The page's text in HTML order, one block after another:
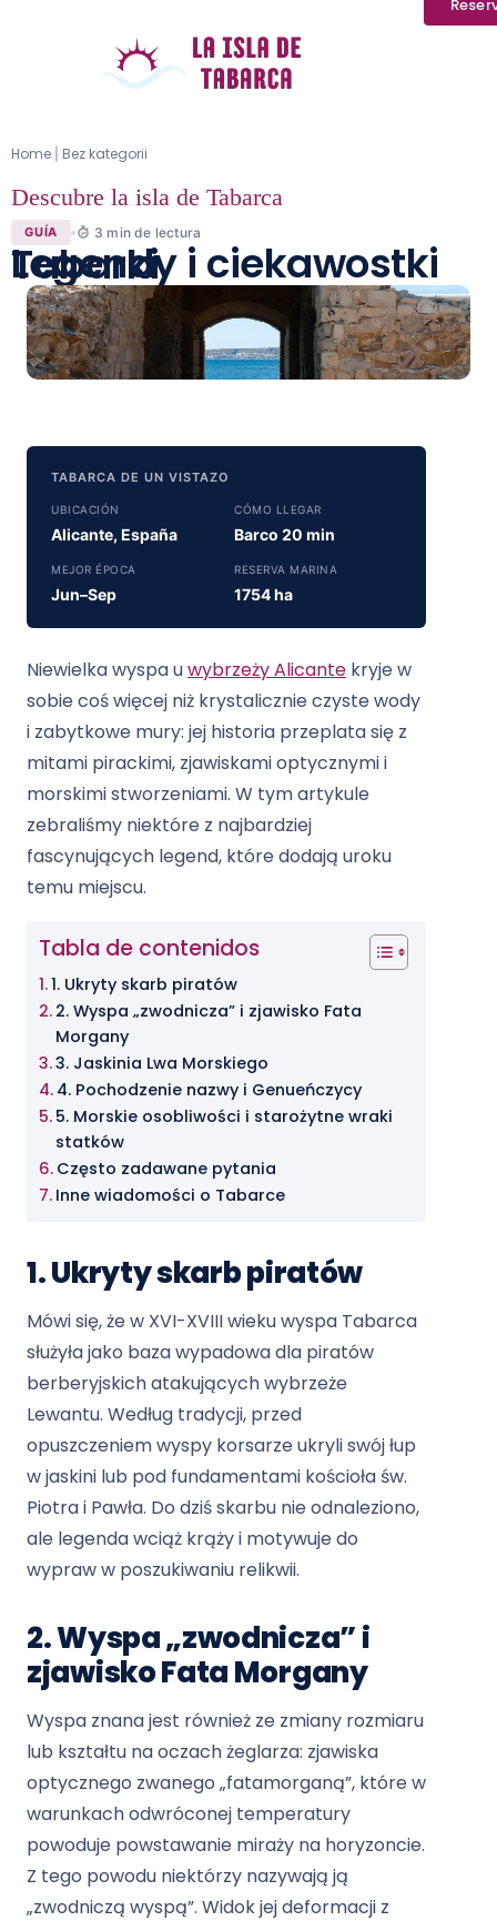
Home Bez kategorii
Descubre la isla de Tabarca
GUÍA 3 min de lectura
Legendy i ciekawostki Tabarki
TABARCA DE UN VISTAZO
UBICACIÓN
Alicante, España
CÓMO LLEGAR
Barco 20 min
MEJOR ÉPOCA
Jun–Sep
RESERVA MARINA
1754 ha
Niewielka wyspa uwybrzeży Alicante kryje w
sobie coś więcej niż krystalicznie czyste wody
i zabytkowe mury: jej historia przeplata się z
mitami pirackimi, zjawiskami optycznymi i
morskimi stworzeniami. W tym artykule
zebraliśmy niektóre z najbardziej
fascynujących legend, które dodają uroku
temu miejscu.
Tabla de contenidos
1. Ukryty skarb piratów
2. Wyspa „zwodnicza” i zjawisko Fata
Morgany
3. Jaskinia Lwa Morskiego
4. Pochodzenie nazwy i Genueńczycy
5. Morskie osobliwości i starożytne wraki
statków
Często zadawane pytania
Inne wiadomości o Tabarce
1. Ukryty skarb piratów
Mówi się, że w XVI-XVIII wieku wyspa Tabarca
służyła jako baza wypadowa dla piratów
berberyjskich atakujących wybrzeże
Lewantu. Według tradycji, przed
opuszczeniem wyspy korsarze ukryli swój łup
w jaskini lub pod fundamentami kościoła św.
Piotra i Pawła. Do dziś skarbu nie odnaleziono,
ale legenda wciąż krąży i motywuje do
wypraw w poszukiwaniu relikwii.
2. Wyspa „zwodnicza” i
zjawisko Fata Morgany
Wyspa znana jest również ze zmiany rozmiaru
lub kształtu na oczach żeglarza: zjawiska
optycznego zwanego „fatamorganą”, które w
warunkach odwróconej temperatury
powoduje powstawanie miraży na horyzoncie.
Z tego powodu niektórzy nazywają ją
„zwodniczą wyspą”. Widok jej deformacji z